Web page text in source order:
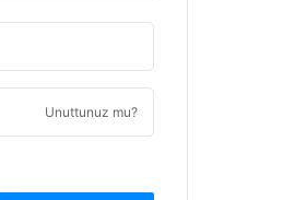
Unuttunuz mu?